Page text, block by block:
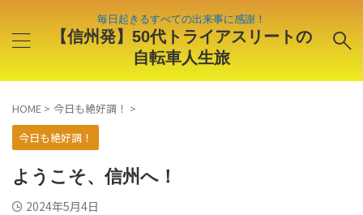
毎日起きるすべての出来事に感謝！
【信州発】50代トライアスリートの
自転車人生旅
HOME > 今日も絶好調！ >
今日も絶好調！
ようこそ、信州へ！
2024年5月4日